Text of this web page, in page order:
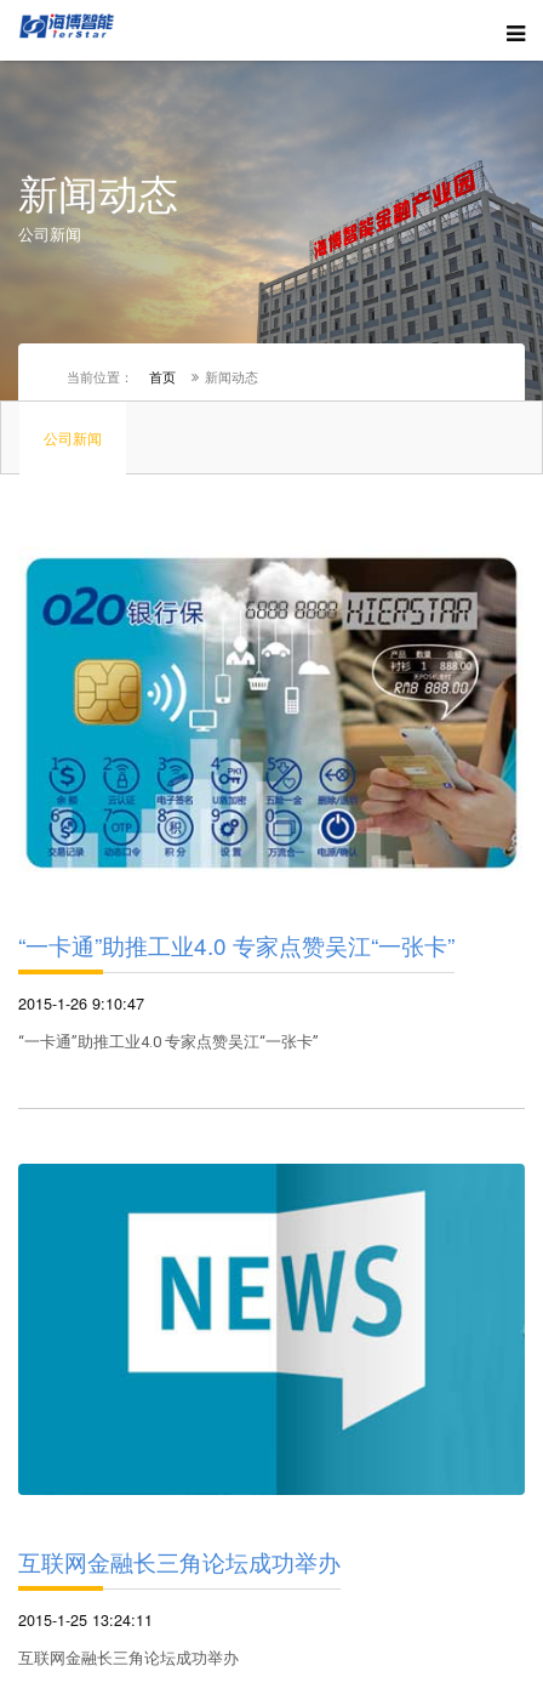
新闻动态
公司新闻
当前位置： 首页 新闻动态
公司新闻
“一卡通”助推工业4.0 专家点赞吴江“一张卡”
2015-1-26 9:10:47
“一卡通”助推工业4.0 专家点赞吴江“一张卡”
互联网金融长三角论坛成功举办
2015-1-25 13:24:11
互联网金融长三角论坛成功举办